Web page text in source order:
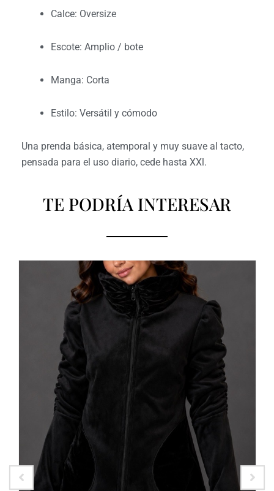
Calce: Oversize
Escote: Amplio / bote
Manga: Corta
Estilo: Versátil y cómodo
Una prenda básica, atemporal y muy suave al tacto,
pensada para el uso diario, cede hasta XXl.
TE PODRÍA INTERESAR